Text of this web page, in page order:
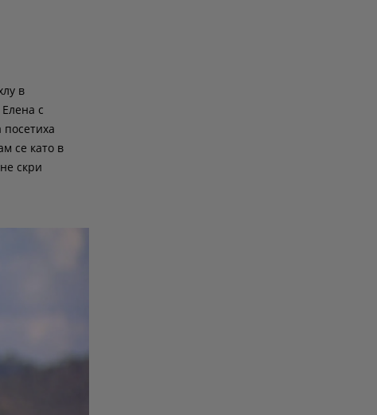
в
с
се като в
скри